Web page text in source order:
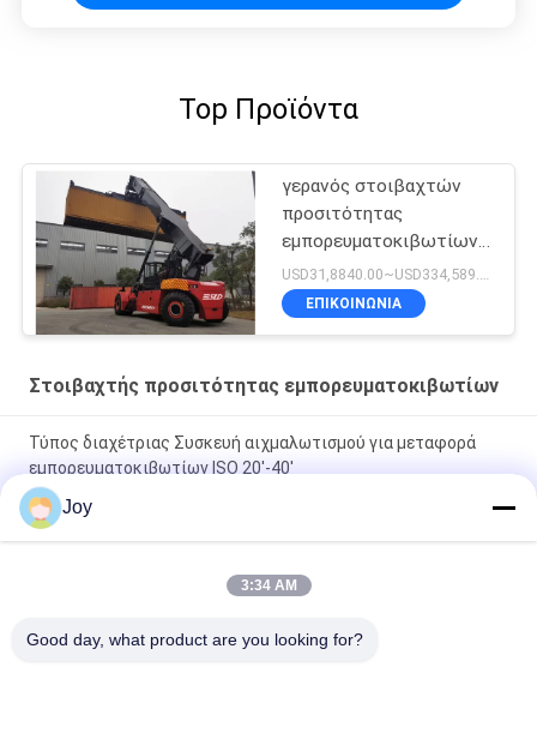
Top Προϊόντα
γερανός στοιβαχτών
προσιτότητας
εμπορευματοκιβωτίων
λιμένων b11 b10 b13
45t 50 τόνος
USD31,8840.00~USD334,589.00 Unit MOQ:1 μονάδα
ΕΠΙΚΟΙΝΩΝΙΑ
Στοιβαχτής προσιτότητας εμπορευματοκιβωτίων
Τύπος διαχέτριας Συσκευή αιχμαλωτισμού για μεταφορά
εμπορευματοκιβωτίων ISO 20'-40'
Εγγυημένες επιδόσεις Συσκευαστής αποθήκευσης με
κινητήρα Cummins QSM11-330 και χωρητικότητα φορτίου
ελιγμό και αναγκές στοίβασης
Joy
3:34 AM
Good day, what product are you looking for?